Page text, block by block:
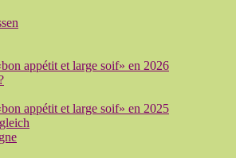
appétit et large soif» en 2026
appétit et large soif» en 2025